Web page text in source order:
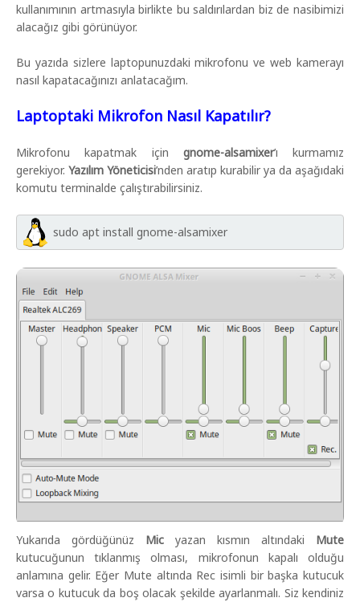
kullanımının artmasıyla birlikte bu saldırılardan biz de nasibimizi
alacağız gibi görünüyor.
Bu yazıda sizlere laptopunuzdaki mikrofonu ve web kamerayı
nasıl kapatacağınızı anlatacağım.
Laptoptaki Mikrofon Nasıl Kapatılır?
Mikrofonu kapatmak için gnome-alsamixer’ı kurmamız
gerekiyor. Yazılım Yöneticisi’nden aratıp kurabilir ya da aşağıdaki
komutu terminalde çalıştırabilirsiniz.
sudo apt install gnome-alsamixer
Yukarıda gördüğünüz Mic yazan kısmın altındaki Mute
kutucuğunun tıklanmış olması, mikrofonun kapalı olduğu
anlamına gelir. Eğer Mute altında Rec isimli bir başka kutucuk
varsa o kutucuk da boş olacak şekilde ayarlanmalı. Siz kendiniz